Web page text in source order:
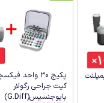
پکیج 30 واحد
کیت جراحی رگولار
بایوجنسیس(G.Diff)